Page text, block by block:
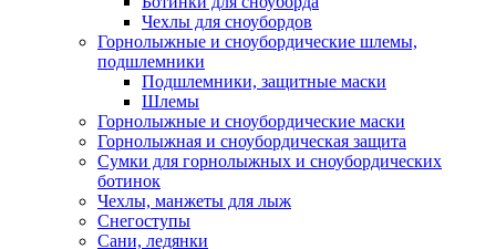
Чехлы для сноубордов
Горнолыжные и сноубордические шлемы,
подшлемники
Подшлемники, защитные маски
Шлемы
Горнолыжные и сноубордические маски
Горнолыжная и сноубордическая защита
Сумки для горнолыжных и сноубордических
ботинок
Чехлы, манжеты для лыж
Снегоступы
Сани, ледянки